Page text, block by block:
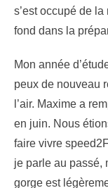
s’est occupé de
fond dans la
Mon année
peux de nouveau
l’air. Maxime a
en juin. Nous
faire vivre
je parle au passé,
gorge est